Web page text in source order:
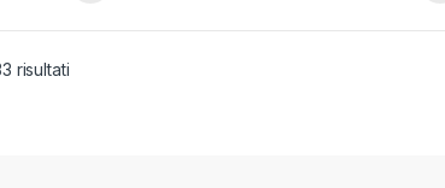
risultati